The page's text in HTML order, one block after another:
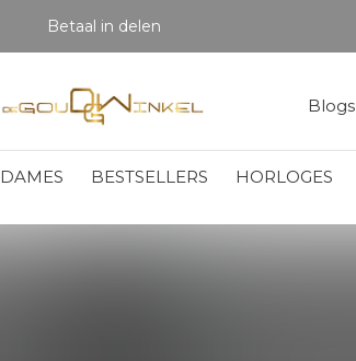
DAMES BESTSELLERS HORLOGES
Blogs
Betaal in delen